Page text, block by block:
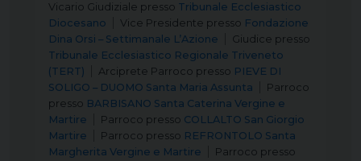
Vicario Giudiziale presso Tribunale Ecclesiastico
Diocesano
Vice Presidente presso Fondazione
Dina Orsi – Settimanale L’Azione
Giudice presso
Tribunale Ecclesiastico Regionale Triveneto
(TERT)
Arciprete Parroco presso PIEVE DI
SOLIGO – DUOMO Santa Maria Assunta
Parroco
presso BARBISANO Santa Caterina Vergine e
Martire
Parroco presso COLLALTO San Giorgio
Martire
Parroco presso REFRONTOLO Santa
Margherita Vergine e Martire
Parroco presso